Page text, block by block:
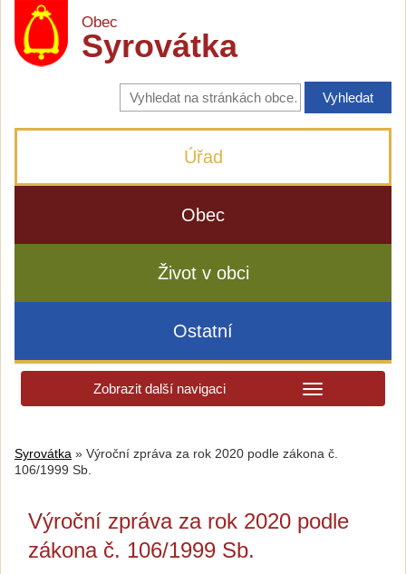
Obec
Syrovátka
Vyhledávání
na
stránkách
Úřad
Obec
Život v obci
Ostatní
Zobrazit další navigaci
Syrovátka » Výroční zpráva za rok 2020 podle zákona č.
106/1999 Sb.
Výroční zpráva za rok 2020 podle
zákona č. 106/1999 Sb.